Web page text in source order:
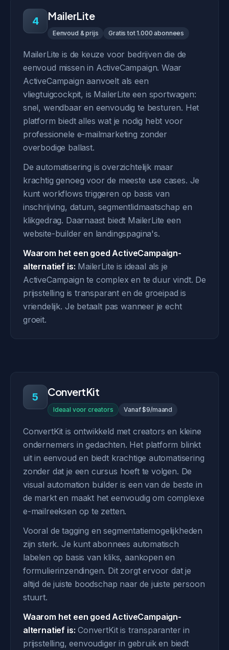
4 MailerLite
Eenvoud & prijs Gratis tot 1.000 abonnees
MailerLite is de keuze voor bedrijven die de
eenvoud missen in ActiveCampaign. Waar
ActiveCampaign aanvoelt als een
vliegtuigcockpit, is MailerLite een sportwagen:
snel, wendbaar en eenvoudig te besturen. Het
platform biedt alles wat je nodig hebt voor
professionele e-mailmarketing zonder
overbodige ballast.
De automatisering is overzichtelijk maar
krachtig genoeg voor de meeste use cases. Je
kunt workflows triggeren op basis van
inschrijving, datum, segmentlidmaatschap en
klikgedrag. Daarnaast biedt MailerLite een
website-builder en landingspagina's.
Waarom het een goed ActiveCampaign-
alternatief is: MailerLite is ideaal als je
ActiveCampaign te complex en te duur vindt. De
prijsstelling is transparant en de groeipad is
vriendelijk. Je betaalt pas wanneer je echt
groeit.
5 ConvertKit
Ideaal voor creators Vanaf $9/maand
ConvertKit is ontwikkeld met creators en kleine
ondernemers in gedachten. Het platform blinkt
uit in eenvoud en biedt krachtige automatisering
zonder dat je een cursus hoeft te volgen. De
visual automation builder is een van de beste in
de markt en maakt het eenvoudig om complexe
e-mailreeksen op te zetten.
Vooral de tagging en segmentatiemogelijkheden
zijn sterk. Je kunt abonnees automatisch
labelen op basis van kliks, aankopen en
formulierinzendingen. Dit zorgt ervoor dat je
altijd de juiste boodschap naar de juiste persoon
stuurt.
Waarom het een goed ActiveCampaign-
alternatief is: ConvertKit is transparanter in
prijsstelling, eenvoudiger in gebruik en biedt